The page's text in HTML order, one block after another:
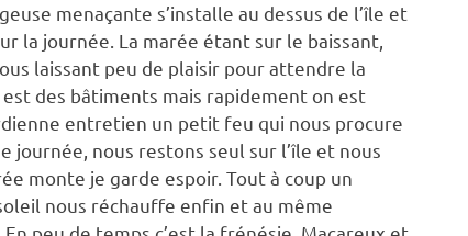
menaçante s’installe au dessus de l’île et
la journée. La marée étant sur le baissant,
laissant peu de plaisir pour attendre la
des bâtiments mais rapidement on est
entretien un petit feu qui nous procure
journée, nous restons seul sur l’île et nous
monte je garde espoir. Tout à coup un
nous réchauffe enfin et au même